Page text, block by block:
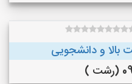
بالا و دانشجویی
)